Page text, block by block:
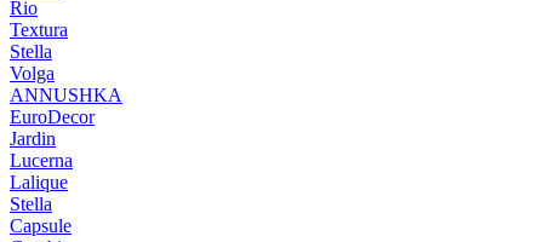
Rio
Textura
Stella
Volga
ANNUSHKA
EuroDecor
Jardin
Lucerna
Lalique
Stella
Capsule